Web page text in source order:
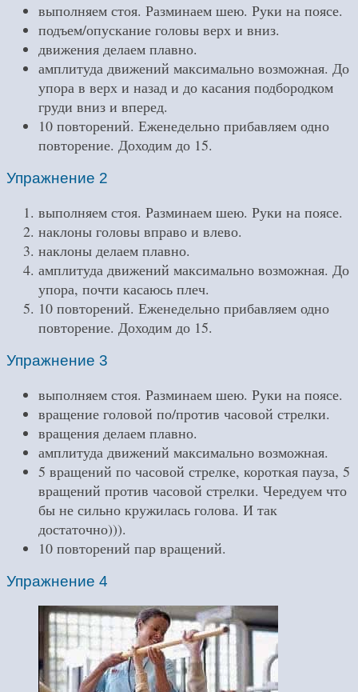
выполняем стоя. Разминаем шею. Руки на поясе.
подъем/опускание головы верх и вниз.
движения делаем плавно.
амплитуда движений максимально возможная. До
упора в верх и назад и до касания подбородком
груди вниз и вперед.
10 повторений. Еженедельно прибавляем одно
повторение. Доходим до 15.
Упражнение 2
выполняем стоя. Разминаем шею. Руки на поясе.
наклоны головы вправо и влево.
наклоны делаем плавно.
амплитуда движений максимально возможная. До
упора, почти касаюсь плеч.
10 повторений. Еженедельно прибавляем одно
повторение. Доходим до 15.
Упражнение 3
выполняем стоя. Разминаем шею. Руки на поясе.
вращение головой по/против часовой стрелки.
вращения делаем плавно.
амплитуда движений максимально возможная.
5 вращений по часовой стрелке, короткая пауза, 5
вращений против часовой стрелки. Чередуем что
бы не сильно кружилась голова. И так
достаточно))).
10 повторений пар вращений.
Упражнение 4